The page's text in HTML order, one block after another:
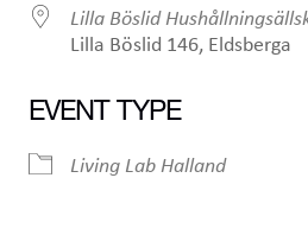
Lilla Böslid
Lilla Böslid 146, Eldsberga
EVENT TYPE
Living Lab Halland